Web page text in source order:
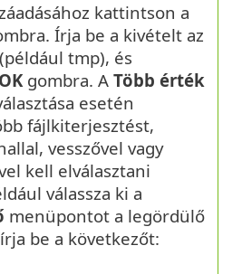
kattintson a
Írja be a kivételt az
tmp), és
OKgombra. A Több érték
esetén
fájlkiterjesztést,
vesszővel vagy
kell elválasztani
válassza ki a
menüpontot a legördülő
be a következőt: